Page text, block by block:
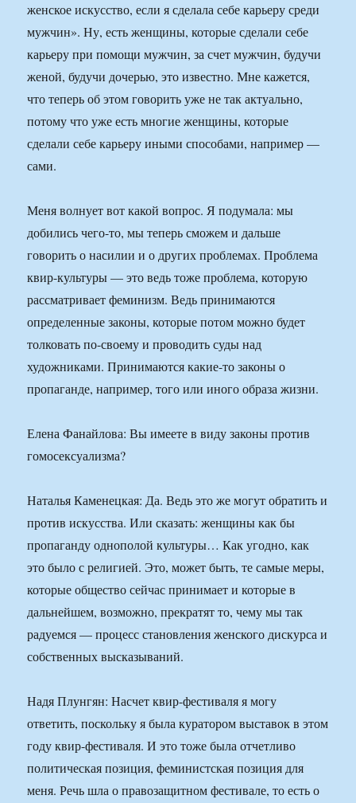
женское искусство, если я сделала себе карьеру среди
мужчин». Ну, есть женщины, которые сделали себе
карьеру при помощи мужчин, за счет мужчин, будучи
женой, будучи дочерью, это известно. Мне кажется,
что теперь об этом говорить уже не так актуально,
потому что уже есть многие женщины, которые
сделали себе карьеру иными способами, например —
сами.
Меня волнует вот какой вопрос. Я подумала: мы
добились чего-то, мы теперь сможем и дальше
говорить о насилии и о других проблемах. Проблема
квир-культуры — это ведь тоже проблема, которую
рассматривает феминизм. Ведь принимаются
определенные законы, которые потом можно будет
толковать по-своему и проводить суды над
художниками. Принимаются какие-то законы о
пропаганде, например, того или иного образа жизни.
Елена Фанайлова: Вы имеете в виду законы против
гомосексуализма?
Наталья Каменецкая: Да. Ведь это же могут обратить и
против искусства. Или сказать: женщины как бы
пропаганду однополой культуры… Как угодно, как
это было с религией. Это, может быть, те самые меры,
которые общество сейчас принимает и которые в
дальнейшем, возможно, прекратят то, чему мы так
радуемся — процесс становления женского дискурса и
собственных высказываний.
Надя Плунгян: Насчет квир-фестиваля я могу
ответить, поскольку я была куратором выставок в этом
году квир-фестиваля. И это тоже была отчетливо
политическая позиция, феминистская позиция для
меня. Речь шла о правозащитном фестивале, то есть о